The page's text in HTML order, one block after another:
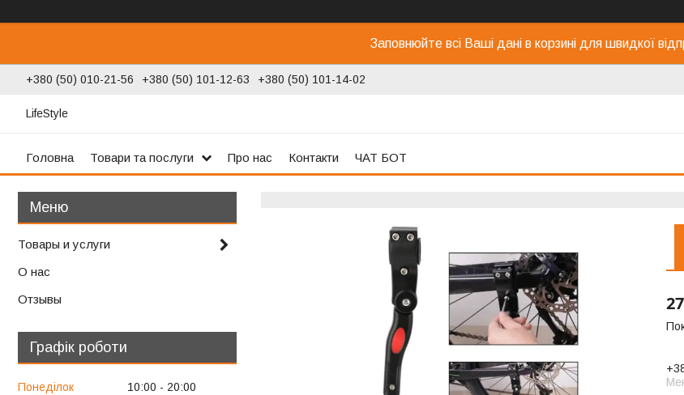
Заповнюйте всі Ваші дані в корзині для швидкої
+380 (50) 010-21-56 +380 (50) 101-12-63 +380 (50) 101-14-02
LifeStyle
Головна Товари та послуги Про нас Контакти ЧАТ БОТ
Товары и услуги
О нас
Отзывы
Графік роботи
Понеділок 10:00
20:00